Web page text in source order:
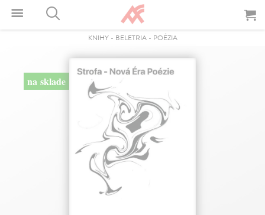
KNIHY- BELETRIA- POÉZIA
na sklade